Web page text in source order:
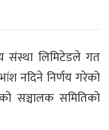
संस्था लिमिटेडले गत
नदिने निर्णय गरेको
सञ्चालक समितिको